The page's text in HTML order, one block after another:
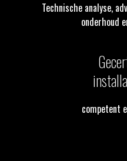
Technische analyse,
onderhoud
competent